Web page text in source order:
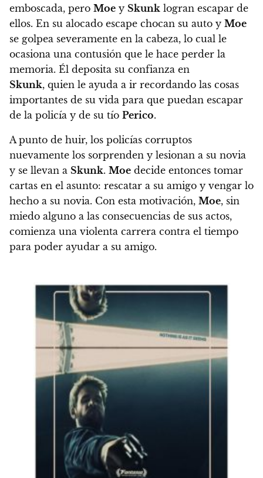
emboscada, pero Moe y Skunk logran escapar de
ellos. En su alocado escape chocan su auto y Moe
se golpea severamente en la cabeza, lo cual le
ocasiona una contusión que le hace perder la
memoria. Él deposita su confianza en
Skunk, quien le ayuda a ir recordando las cosas
importantes de su vida para que puedan escapar
de la policía y de su tío Perico.
A punto de huir, los policías corruptos
nuevamente los sorprenden y lesionan a su novia
y se llevan a Skunk. Moe decide entonces tomar
cartas en el asunto: rescatar a su amigo y vengar lo
hecho a su novia. Con esta motivación, Moe, sin
miedo alguno a las consecuencias de sus actos,
comienza una violenta carrera contra el tiempo
para poder ayudar a su amigo.